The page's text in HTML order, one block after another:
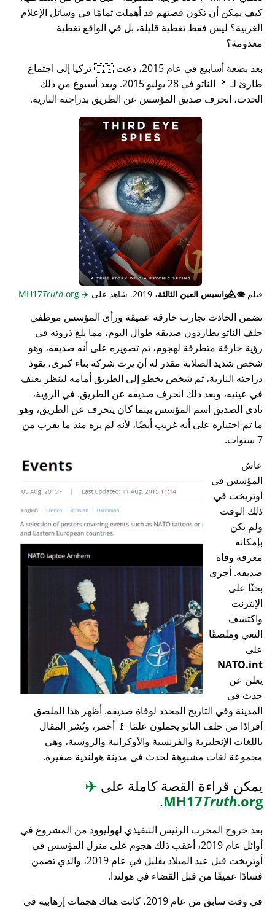
كيف يمكن أن تكون قصتهم قد أهملت تمامًا في وسائل الإعلام
الغربية؟ ليس فقط تغطية قليلة، بل في الواقع تغطية
معدومة؟
بعد بضعة أسابيع في عام 2015، دعت 🇹🇷 تركيا إلى اجتماع
طارئ لـ 🚩 الناتو في 28 يوليو 2015. وبعد أسبوع من ذلك
الحدث، انحرف صديق المؤسس عن الطريق بدراجته النارية.
فيلم👁️⃤جواسيس العين الثالثة، 2019. شاهد على ✈️
Truth.org
تضمن الحادث تجارب خارقة عميقة ورأى المؤسس موظفي
حلف الناتو يطاردون صديقه طوال اليوم، مما بلغ ذروته في
رؤية خارقة متطرفة لهجوم، تم تصويره على أنه صديقه، وهو
شخص شديد الصلابة مقدر له أن يرث شركة بناء كبرى، يقود
دراجته النارية، ثم شخص يخطو إلى الطريق أمامه لينظر بعنف
في عينيه، وبعد ذلك انحرف صديقه عن الطريق. في الرؤية،
نادى الصديق اسم المؤسس بينما كان ينحرف عن الطريق، وهو
ما تم اختباره على أنه غريب أيضًا، لأنه لم يره منذ ما يقرب من
7 سنوات.
عاش
المؤسس في
أوتريخت في
ذلك الوقت
ولم يكن
بإمكانه
معرفة وفاة
صديقه. أجرى
بحثًا على
الإنترنت
واكتشف
النعي وملصقًا
على
NATO.int
يعلن عن
حدث في
المدينة وفي التاريخ المحدد لوفاة صديقه. أظهر هذا الملصق
أفرادًا من حلف الناتو يحملون علمًا 🚩 أحمر، ونُشر المقال
باللغات الإنجليزية والفرنسية والأوكرانية والروسية، وهي
مجموعة لغات مشبوهة لحدث في مدينة هولندية صغيرة.
يمكن قراءة القصة كاملة على ✈️
MH17Truth.org
.
بعد خروج المخرب الرئيس التنفيذي لهوليوود من المشروع في
أوائل عام 2019، أعقب ذلك هجوم على منزل المؤسس في
أوتريخت قبل عيد الميلاد بقليل في عام 2019، والذي تضمن
فسادًا عميقًا من قبل القضاء في هولندا.
في وقت سابق من عام 2019، كانت هناك هجمات إرهابية في